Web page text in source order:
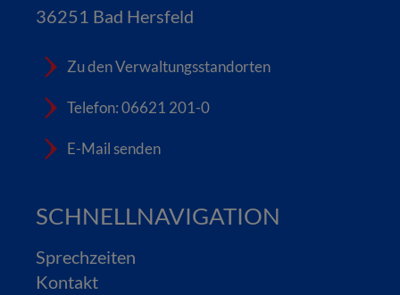
36251 Bad Hersfeld
Zu den Verwaltungsstandorten
Telefon: 06621 201-0
E-Mail senden
SCHNELLNAVIGATION
Sprechzeiten
Kontakt